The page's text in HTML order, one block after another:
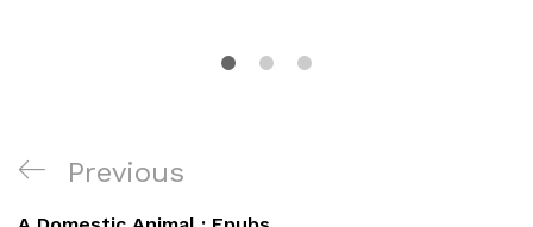
Navigation
de
Previous
Post
Previous